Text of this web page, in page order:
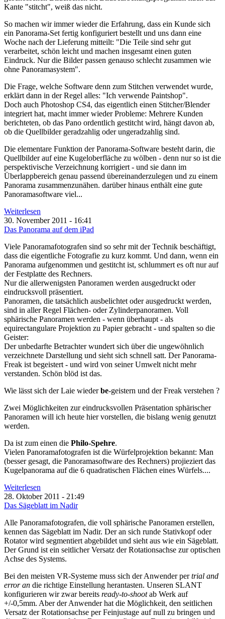
Kante "stitcht", weiß das nicht.
So machen wir immer wieder die Erfahrung, dass ein Kunde sich
ein Panorama-Set fertig konfiguriert bestellt und uns dann eine
Woche nach der Lieferung mitteilt: "Die Teile sind sehr gut
verarbeitet, schön leicht und machen insgesamt einen guten
Eindruck. Nur die Bilder passen genauso schlecht zusammen wie
ohne Panoramasystem".
Die Frage, welche Software denn zum Stitchen verwendet wurde,
erklärt dann in der Regel alles: "Ich verwende Paintshop".
Doch auch Photoshop CS4, das eigentlich einen Stitcher/Blender
integriert hat, macht immer wieder Probleme: Mehrere Kunden
berichteten, ob das Pano ordentlich gestitcht wird, hängt davon ab,
ob die Quellbilder geradzahlig oder ungeradzahlig sind.
Die elementare Funktion der Panorama-Software besteht darin, die
Quellbilder auf eine Kugeloberfläche zu wölben - denn nur so ist die
perspektivische Verzeichnung korrigiert - und sie dann im
Überlappbereich genau passend übereinanderzulegen und zu einem
Panorama zusammenzunähen. darüber hinaus enthält eine gute
Panoramasoftware viel...
Weiterlesen
30. November 2011 - 16:41
Das Panorama auf dem iPad
Viele Panoramafotografen sind so sehr mit der Technik beschäftigt,
dass die eigentliche Fotografie zu kurz kommt. Und dann, wenn ein
Panorama aufgenommen und gestitcht ist, schlummert es oft nur auf
der Festplatte des Rechners.
Nur die allerwenigsten Panoramen werden ausgedruckt oder
eindrucksvoll präsentiert.
Panoramen, die tatsächlich ausbelichtet oder ausgedruckt werden,
sind in aller Regel Flächen- oder Zylinderpanoramen. Voll
sphärische Panoramen werden - wenn überhaupt - als
equirectangulare Projektion zu Papier gebracht - und spalten so die
Geister:
Der unbedarfte Betrachter wundert sich über die ungewöhnlich
verzeichnete Darstellung und sieht sich schnell satt. Der Panorama-
Freak ist begeistert - und wird von seiner Umwelt nicht mehr
verstanden. Schön blöd ist das.
Wie lässt sich der Laie wiederbe-geistern und der Freak verstehen ?
Zwei Möglichkeiten zur eindrucksvollen Präsentation sphärischer
Panoramen will ich heute hier vorstellen, die bislang wenig genutzt
werden.
Da ist zum einen die Philo-Spehre.
Vielen Panoramafotografen ist die Würfelprojektion bekannt: Man
(besser gesagt, die Panoramasoftware des Rechners) projieziert das
Kugelpanorama auf die 6 quadratischen Flächen eines Würfels....
Weiterlesen
28. Oktober 2011 - 21:49
Das Sägeblatt im Nadir
Alle Panoramafotografen, die voll sphärische Panoramen erstellen,
kennen das Sägeblatt im Nadir. Der an sich runde Stativkopf oder
Rotator wird segmentiert abgebildet und sieht aus wie ein Sägeblatt.
Der Grund ist ein seitlicher Versatz der Rotationsachse zur optischen
Achse des Systems.
Bei den meisten VR-Systeme muss sich der Anwender pertrial and
error an die richtige Einstellung herantasten. Unseren SLANT
konfigurieren wir zwar bereits ready-to-shootab Werk auf
+/-0,5mm. Aber der Anwender hat die Möglichkeit, den seitlichen
Versatz der Rotationsachse per Feinjustage auf null zu bringen und